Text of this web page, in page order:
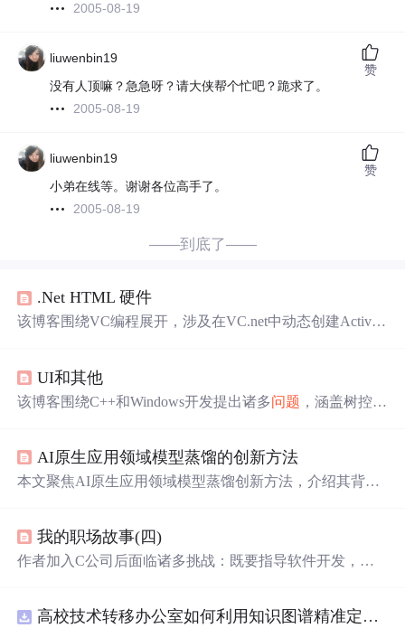
2005-08-19
liuwenbin19
没有人顶嘛？急急呀？请大侠帮个忙吧？跪求了。
2005-08-19
赞
liuwenbin19
小弟在线等。谢谢各位高手了。
2005-08-19
赞
——到底了——
.Net HTML 硬件
该博客围绕VC编程展开，涉及在VC.net中动态创建Active
ML文档等，还包含一些系统硬件操作及服务控制的
UI和其他
该博客围绕C++和Windows开发提出诸多问题 ，涵盖树控件
络开发等内容，同时寻求RSA加密等算法资料。
AI原生应用领域模型蒸馏的创新方法
本文聚焦AI原生应用领域模型蒸馏创新方法，介绍其背景
缘计算等场景的应用，推荐工具资源，分析未来趋势与挑
战。
我的职场故事(四)
作者加入C公司后面临诸多挑战：既要指导软件开发，又
高校技术转移办公室如何利用知识图谱精准定位产业需求与技术适配点？.docx